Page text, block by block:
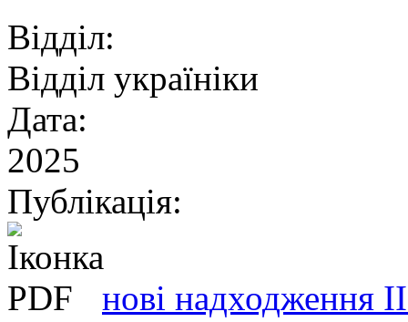
Відділ:
Відділ україніки
Дата:
2025
Публікація:
нові надходження